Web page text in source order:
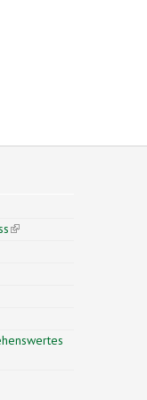
is external)
(link is external)